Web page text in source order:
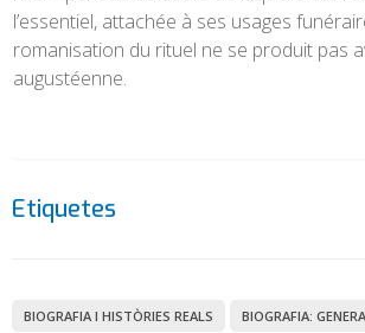
l’essentiel, attachée à ses usages
romanisation du rituel ne se produit pas
augustéenne.
Etiquetes
BIOGRAFIA I HISTÒRIES REALS BIOGRAFIA: